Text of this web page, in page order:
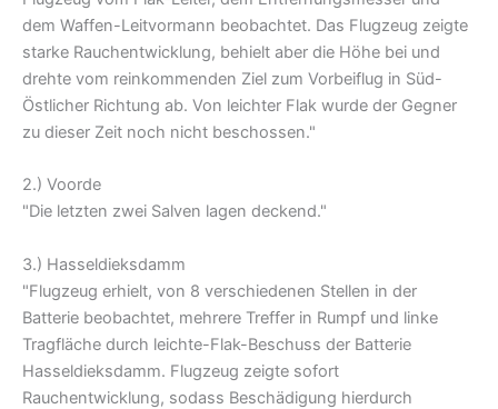
dem Waffen-Leitvormann beobachtet. Das Flugzeug zeigte
starke Rauchentwicklung, behielt aber die Höhe bei und
drehte vom reinkommenden Ziel zum Vorbeiflug in Süd-
Östlicher Richtung ab. Von leichter Flak wurde der Gegner
zu dieser Zeit noch nicht beschossen."
2.) Voorde
"Die letzten zwei Salven lagen deckend."
3.) Hasseldieksdamm
"Flugzeug erhielt, von 8 verschiedenen Stellen in der
Batterie beobachtet, mehrere Treffer in Rumpf und linke
Tragfläche durch leichte-Flak-Beschuss der Batterie
Hasseldieksdamm. Flugzeug zeigte sofort
Rauchentwicklung, sodass Beschädigung hierdurch